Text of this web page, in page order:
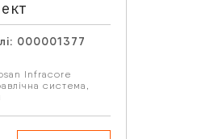
000001377
Infracore
система ,